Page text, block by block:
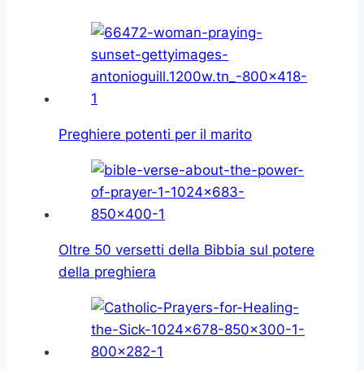
Preghiere potenti per il marito
Oltre 50 versetti della Bibbia sul potere
della preghiera